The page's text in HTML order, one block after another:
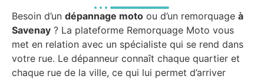
Besoin d’un dépannage moto ou d’un remorquage à
Savenay ? La plateforme Remorquage Moto vous
met en relation avec un spécialiste qui se rend dans
votre rue. Le dépanneur connaît chaque quartier et
chaque rue de la ville, ce qui lui permet d’arriver